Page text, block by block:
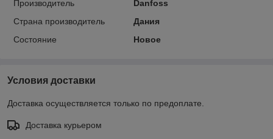
Производитель
Danfoss
Страна производитель
Дания
Состояние
Новое
Условия доставки
Доставка осуществляется только по предоплате.
Доставка курьером